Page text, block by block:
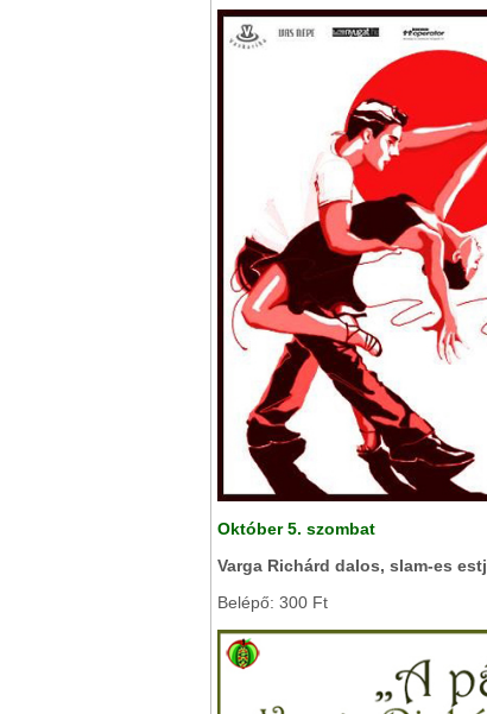
Október 5. szombat
Varga Richárd dalos, slam-es
Belépő: 300 Ft